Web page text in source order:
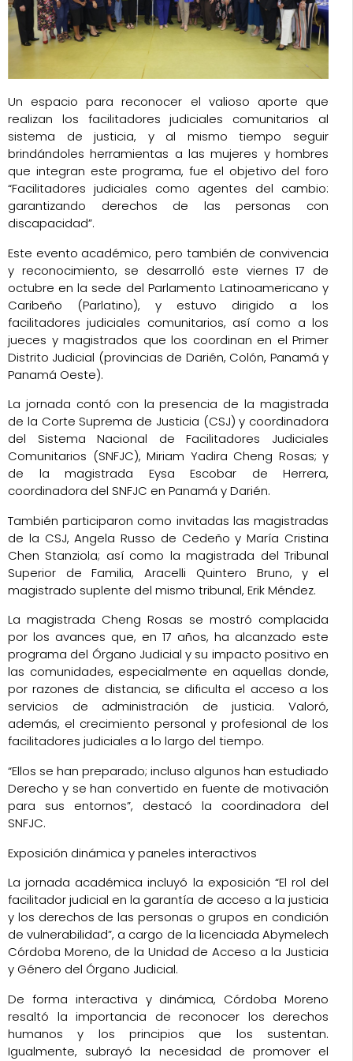
Un espacio para reconocer el valioso aporte que
realizan los facilitadores judiciales comunitarios al
sistema de justicia, y al mismo tiempo seguir
brindándoles herramientas a las mujeres y hombres
que integran este programa, fue el objetivo del foro
“Facilitadores judiciales como agentes del cambio:
garantizando derechos de las personas con
discapacidad”.
Este evento académico, pero también de convivencia
y reconocimiento, se desarrolló este viernes 17 de
octubre en la sede del Parlamento Latinoamericano y
Caribeño (Parlatino), y estuvo dirigido a los
facilitadores judiciales comunitarios, así como a los
jueces y magistrados que los coordinan en el Primer
Distrito Judicial (provincias de Darién, Colón, Panamá y
Panamá Oeste).
La jornada contó con la presencia de la magistrada
de la Corte Suprema de Justicia (CSJ) y coordinadora
del Sistema Nacional de Facilitadores Judiciales
Comunitarios (SNFJC), Miriam Yadira Cheng Rosas; y
de la magistrada Eysa Escobar de Herrera,
coordinadora del SNFJC en Panamá y Darién.
También participaron como invitadas las magistradas
de la CSJ,Angela Russo de Cedeño yMaría Cristina
Chen Stanziola; así como la magistrada del Tribunal
Superior de Familia,Aracelli Quintero Bruno, y el
magistrado suplente del mismo tribunal, Erik Méndez.
La magistrada Cheng Rosas se mostró complacida
por los avances que, en 17 años, ha alcanzado este
programa del Órgano Judicial y su impacto positivo en
las comunidades, especialmente en aquellas donde,
por razones de distancia, se dificulta el acceso a los
servicios de administración de justicia. Valoró,
además, el crecimiento personal y profesional de los
facilitadores judiciales a lo largo del tiempo.
“Ellos se han preparado; incluso algunos han estudiado
Derecho y se han convertido en fuente de motivación
para sus entornos”, destacó la coordinadora del
SNFJC.
Exposición dinámica y paneles interactivos
La jornada académica incluyó la exposición “El rol del
facilitador judicial en la garantía de acceso a la justicia
y los derechos de las personas o grupos en condición
de vulnerabilidad”, a cargo de la licenciadaAbymelech
Córdoba Moreno, de la Unidad de Acceso a la Justicia
y Género del Órgano Judicial.
De forma interactiva y dinámica, Córdoba Moreno
resaltó la importancia de reconocer los derechos
humanos y los principios que los sustentan.
Igualmente, subrayó la necesidad de promover el